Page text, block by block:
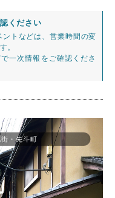
ください
トなどは、営業時間の変
。
一次情報をご確認くださ
・先斗町